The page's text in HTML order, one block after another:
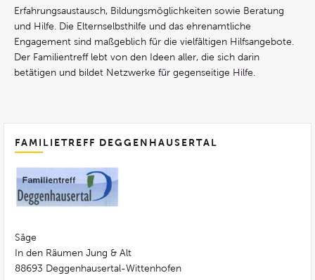
Erfahrungsaustausch, Bildungsmöglichkeiten sowie Beratung
und Hilfe. Die Elternselbsthilfe und das ehrenamtliche
Engagement sind maßgeblich für die vielfältigen Hilfsangebote.
Der Familientreff lebt von den Ideen aller, die sich darin
betätigen und bildet Netzwerke für gegenseitige Hilfe.
FAMILIETREFF DEGGENHAUSERTAL
Säge
In den Räumen Jung & Alt
88693 Deggenhausertal-Wittenhofen